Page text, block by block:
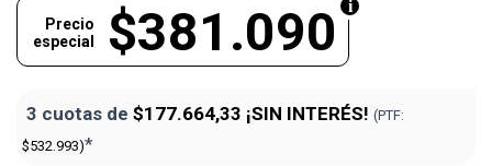
$381.090
Precio
especial
3 cuotas de $177.664,33 ¡SIN INTERÉS! (PTF:
$532.993)*